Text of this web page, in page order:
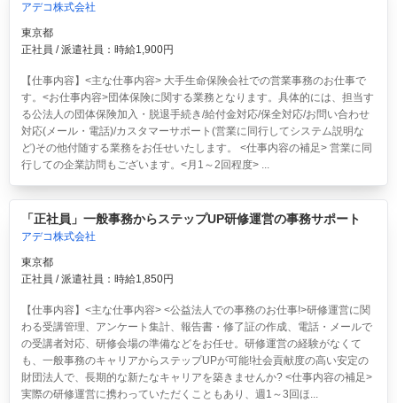
アデコ株式会社
東京都
正社員 / 派遣社員：時給1,900円
【仕事内容】<主な仕事内容> 大手生命保険会社での営業事務のお仕事で
す。<お仕事内容>団体保険に関する業務となります。具体的には、担当す
る公法人の団体保険加入・脱退手続き/給付金対応/保全対応/お問い合わせ
対応(メール・電話)/カスタマーサポート(営業に同行してシステム説明な
ど)その他付随する業務をお任せいたします。 <仕事内容の補足> 営業に同
行しての企業訪問もございます。<月1～2回程度> ...
「正社員」一般事務からステップUP研修運営の事務サポート
アデコ株式会社
東京都
正社員 / 派遣社員：時給1,850円
【仕事内容】<主な仕事内容> <公益法人での事務のお仕事!>研修運営に関
わる受講管理、アンケート集計、報告書・修了証の作成、電話・メールで
の受講者対応、研修会場の準備などをお任せ。研修運営の経験がなくて
も、一般事務のキャリアからステップUPが可能!社会貢献度の高い安定の
財団法人で、長期的な新たなキャリアを築きませんか? <仕事内容の補足>
実際の研修運営に携わっていただくこともあり、週1～3回ほ...